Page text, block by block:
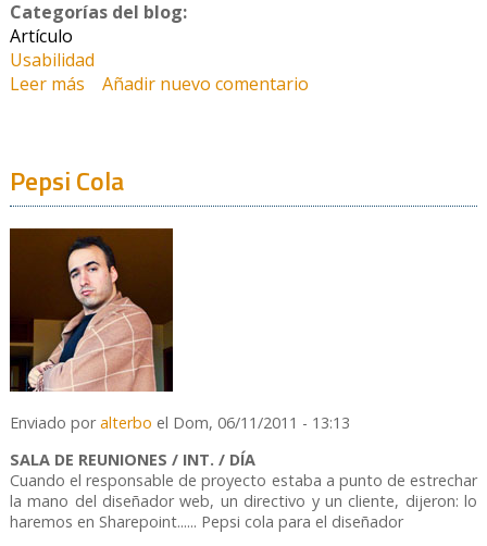
Categorías del blog:
Artículo
Usabilidad
Leer más sobre La inexperiencia del usuario
Añadir nuevo comentario
Pepsi Cola
Enviado poralterbo el Dom, 06/11/2011 - 13:13
SALA DE REUNIONES / INT. / DÍA
Cuando el responsable de proyecto estaba a punto de estrechar
la mano del diseñador web, un directivo y un cliente, dijeron: lo
haremos en Sharepoint...... Pepsi cola para el diseñador